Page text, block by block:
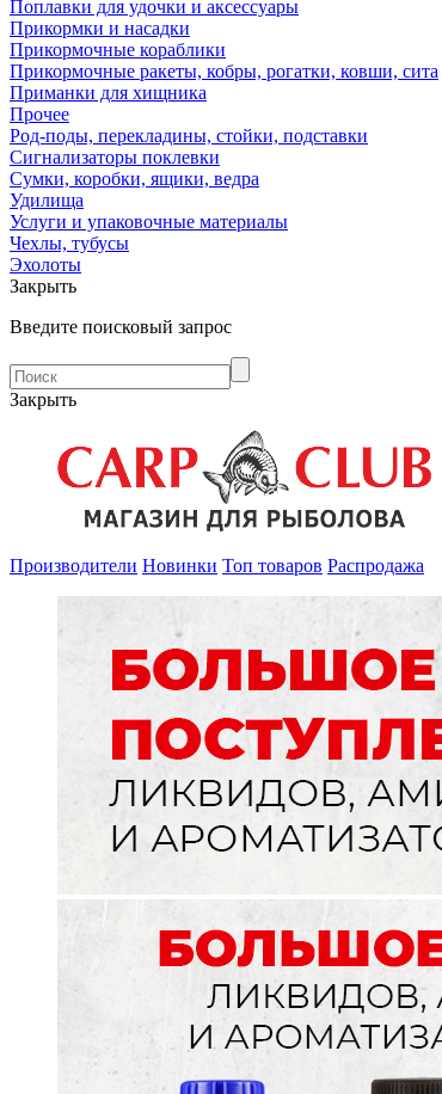
Поплавки для удочки и аксессуары
Прикормки и насадки
Прикормочные кораблики
Прикормочные ракеты, кобры, рогатки, ковши, сита
Приманки для хищника
Прочее
Род-поды, перекладины, стойки, подставки
Сигнализаторы поклевки
Сумки, коробки, ящики, ведра
Удилища
Услуги и упаковочные материалы
Чехлы, тубусы
Эхолоты
Закрыть
Введите поисковый запрос
Закрыть
Производители Новинки Топ товаров Распродажа